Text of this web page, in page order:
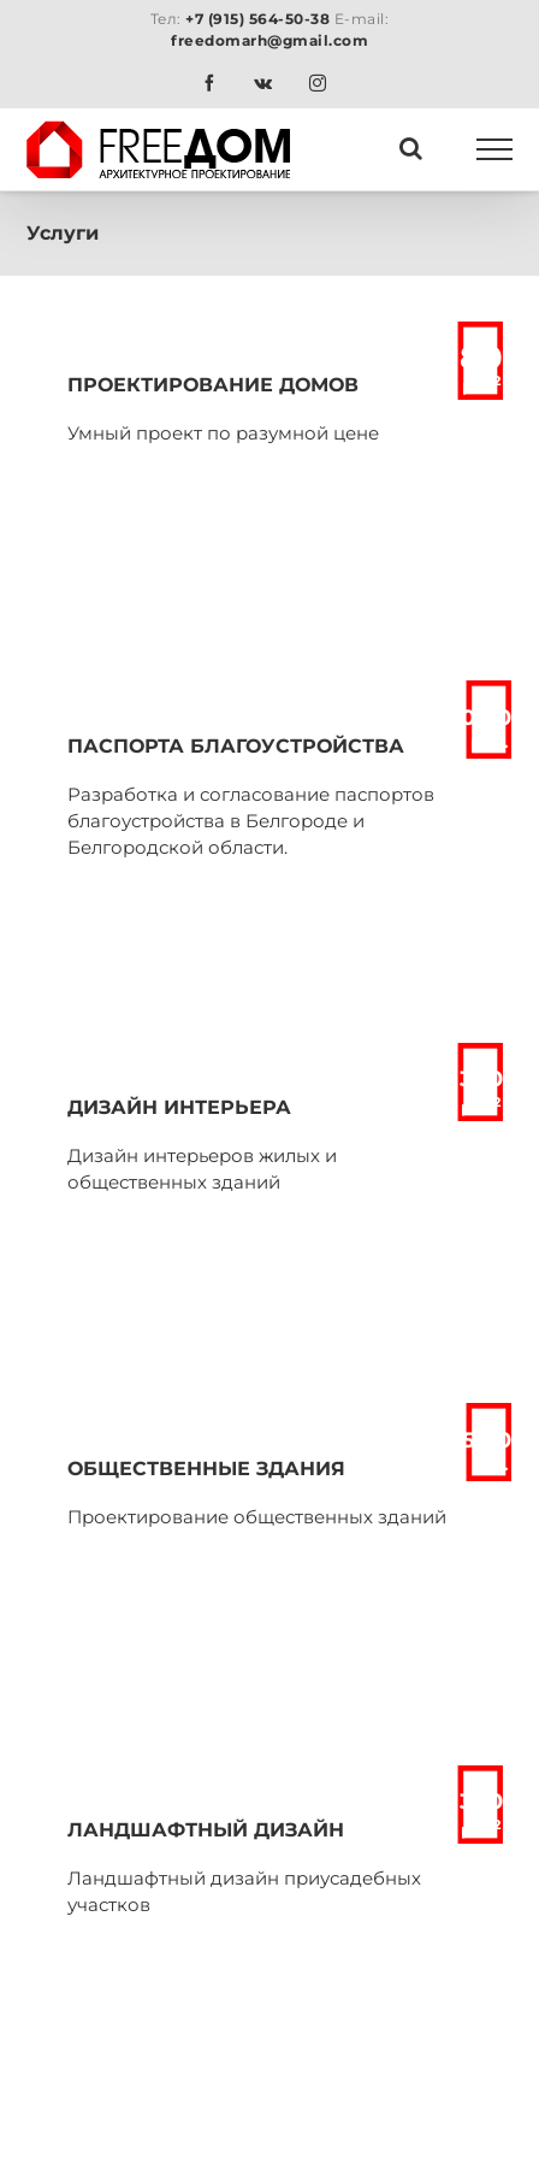
Тел:+7 (915) 564-50-38 E-mail:
freedomarh@gmail.com
FacebookVk Instagram
Услуги
ПРОЕКТИРОВАНИЕ ДОМОВ
Умный проект по разумной цене
80
р/м 2
ПАСПОРТА БЛАГОУСТРОЙСТВА
Разработка и согласование паспортов
благоустройства в Белгороде и
Белгородской области.
10 000
руб.
ДИЗАЙН ИНТЕРЬЕРА
Дизайн интерьеров жилых и
общественных зданий
300
р/м 2
ОБЩЕСТВЕННЫЕ ЗДАНИЯ
Проектирование общественных зданий
15 000
руб.
ЛАНДШАФТНЫЙ ДИЗАЙН
Ландшафтный дизайн приусадебных
участков
300
р/м 2